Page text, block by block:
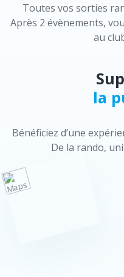
Toutes vos sorties
Après 2 évènements,
au
la
Bénéficiez d’une
De la rando,